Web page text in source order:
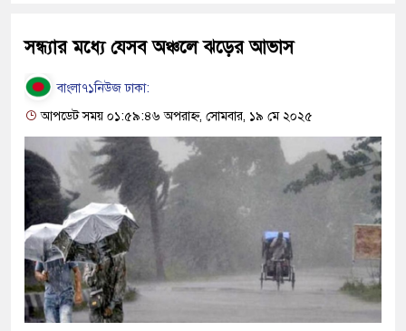
সন্ধ্যার মধ্যে যেসব অঞ্চলে ঝড়ের আভাস
বাংলা৭১নিউজ ঢাকা:
আপডেট সময় ০১:৫৯:৪৬ অপরাহ্ন, সোমবার, ১৯ মে ২০২৫